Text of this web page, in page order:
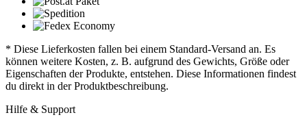
* Diese Lieferkosten fallen bei einem Standard-Versand an. Es
können weitere Kosten, z. B. aufgrund des Gewichts, Größe oder
Eigenschaften der Produkte, entstehen. Diese Informationen findest
du direkt in der Produktbeschreibung.
Hilfe & Support